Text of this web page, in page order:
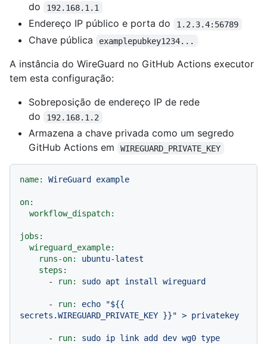
do
192.168.1.1
Endereço IP público e porta do 1.2.3.4:56789
Chave pública examplepubkey1234...
A instância do WireGuard no GitHub Actions executor
tem esta configuração:
Sobreposição de endereço IP de rede
do
192.168.1.2
Armazena a chave privada como um segredo
GitHub Actions em
WIREGUARD_PRIVATE_KEY
name: WireGuard example
on:
workflow_dispatch:
jobs:
wireguard_example:
runs-on:
ubuntu-latest
steps:
-
run: sudo apt install wireguard
- run: echo "${{
secrets.WIREGUARD_PRIVATE_KEY }}" > privatekey
- run: sudo ip link add dev wg0 type